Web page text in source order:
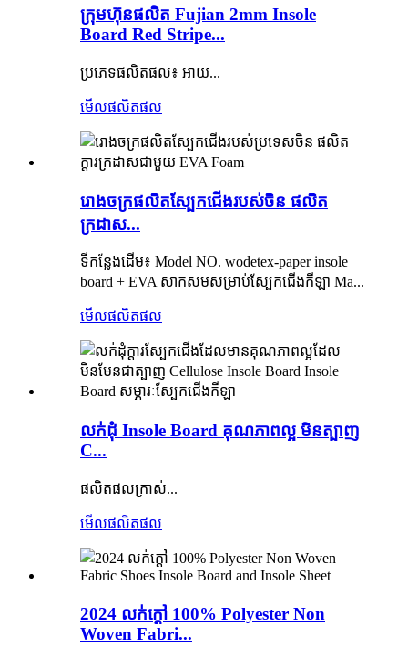
ក្រុមហ៊ុនផលិត Fujian 2mm Insole
Board Red Stripe...
ប្រភេទផលិតផល៖ អាយ...
មើលផលិតផល
រោងចក្រផលិតស្បែកជើងរបស់ចិន ផលិត
ក្រដាស...
ទីកន្លែងដើម៖ Model NO. wodetex-paper insole
board + EVA សាកសមសម្រាប់ស្បែកជើងកីឡា Ma...
មើលផលិតផល
លក់ដុំ Insole Board គុណភាពល្អ មិនត្បាញ
C...
ផលិតផលក្រាស់...
មើលផលិតផល
2024 លក់ក្តៅ 100% Polyester Non
Woven Fabri...